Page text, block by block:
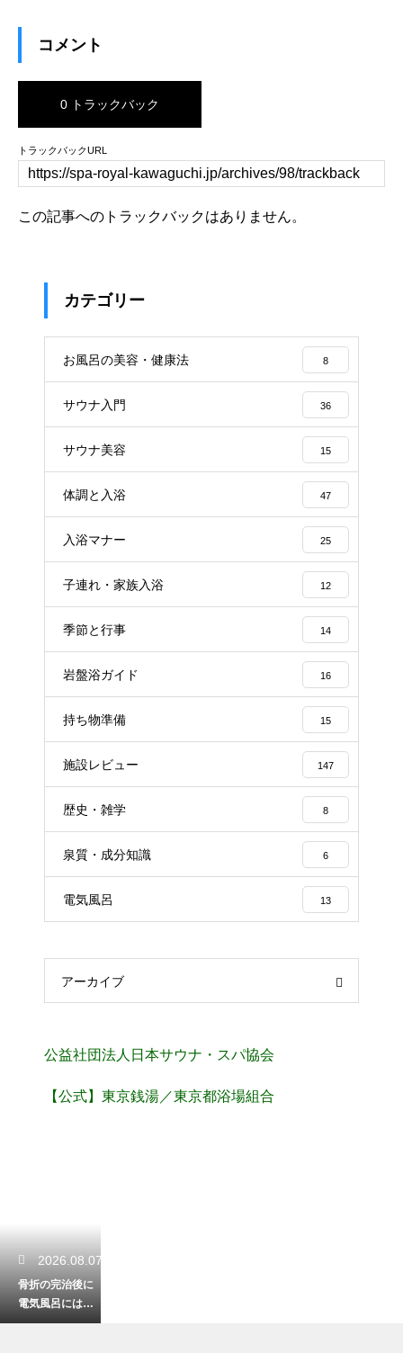
コメント
0 トラックバック
トラックバックURL
この記事へのトラックバックはありません。
カテゴリー
お風呂の美容・健康法 8
サウナ入門 36
サウナ美容 15
体調と入浴 47
入浴マナー 25
子連れ・家族入浴 12
季節と行事 14
岩盤浴ガイド 16
持ち物準備 15
施設レビュー 147
歴史・雑学 8
泉質・成分知識 6
電気風呂 13
アーカイブ
公益社団法人日本サウナ・スパ協会
【公式】東京銭湯／東京都浴場組合
2026.08.07
骨折の完治後に
電気風呂には入
れる？リハビリ